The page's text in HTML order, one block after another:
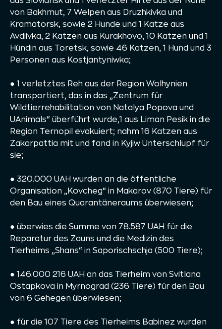
von Bakhmut, 7 Welpen aus Druzhkivka und
Kramatorsk, sowie 2 Hunde und 1 Katze aus
Avdiivka, 2 Katzen aus Kurakhovo, 10 Katzen und 1
Hündin aus Toretsk, sowie 46 Katzen, 1 Hund und 3
Personen aus Kostjantyniwka;
● 1 verletztes Reh aus der Region Wolhynien
transportiert, das in das „Zentrum für
Wildtierrehabilitation von Natalya Popova und
UAnimals“ überführt wurde,1 aus Liman Pesik in die
Region Ternopil evakuiert; nahm 16 Katzen aus
Zakarpattia mit und fand in Kyjiw Unterschlupf für
sie;
● 320.000 UAH wurden an die öffentliche
Organisation „Kovcheg“ in Makarov (870 Tiere) für
den Bau eines Quarantäneraums überwiesen;
● überwies die Summe von 78.587 UAH für die
Reparatur des Zauns und die Medizin des
Tierheims „Shans“ in Saporischschja (500 Tiere);
● 146.000 216 UAH an das Tierheim von Svitlana
Ostapkova in Myrnograd (236 Tiere) für den Bau
von 6 Gehegen überwiesen;
● für die 107 Tiere des Tierheims Babinez wurden